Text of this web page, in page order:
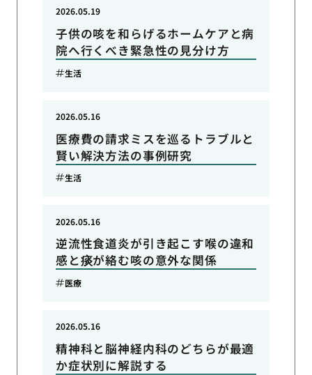
子供の咳を和らげるホームケアと病
院へ行くべき緊急性の見分け方
2026.05.19
生活
医療費の請求ミスを巡るトラブルと
賢い解決方法の事例研究
2026.05.16
生活
逆流性食道炎が引き起こす喉の違和
感と痰が絡む咳の意外な関係
2026.05.16
医療
精神科と脳神経内科のどちらが最適
か症状別に解説する
2026.05.16